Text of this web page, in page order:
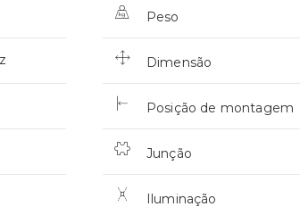
Peso
Dimensão
Posição de montagem
Junção
Iluminação